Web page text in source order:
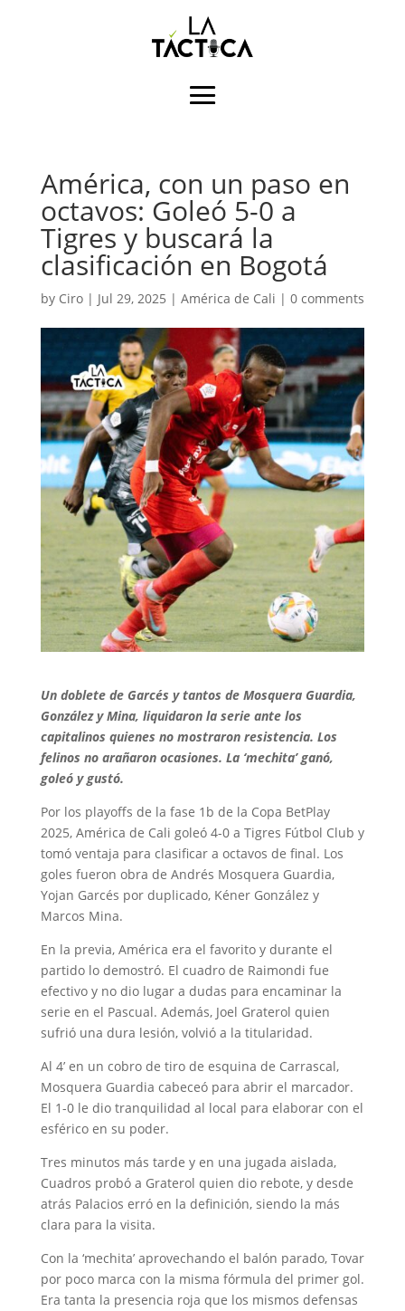
América, con un paso en
octavos: Goleó 5-0 a
Tigres y buscará la
clasificación en Bogotá
by Ciro| Jul 29, 2025 | América de Cali | 0 comments
Un doblete de Garcés y tantos de Mosquera Guardia,
González y Mina, liquidaron la serie ante los
capitalinos quienes no mostraron resistencia. Los
felinos no arañaron ocasiones. La ‘mechita’ ganó,
goleó y gustó.
Por los playoffs de la fase 1b de la Copa BetPlay
2025, América de Cali goleó 4-0 a Tigres Fútbol Club y
tomó ventaja para clasificar a octavos de final. Los
goles fueron obra de Andrés Mosquera Guardia,
Yojan Garcés por duplicado, Kéner González y
Marcos Mina.
En la previa, América era el favorito y durante el
partido lo demostró. El cuadro de Raimondi fue
efectivo y no dio lugar a dudas para encaminar la
serie en el Pascual. Además, Joel Graterol quien
sufrió una dura lesión, volvió a la titularidad.
Al 4’ en un cobro de tiro de esquina de Carrascal,
Mosquera Guardia cabeceó para abrir el marcador.
El 1-0 le dio tranquilidad al local para elaborar con el
esférico en su poder.
Tres minutos más tarde y en una jugada aislada,
Cuadros probó a Graterol quien dio rebote, y desde
atrás Palacios erró en la definición, siendo la más
clara para la visita.
Con la ‘mechita’ aprovechando el balón parado, Tovar
por poco marca con la misma fórmula del primer gol.
Era tanta la presencia roja que los mismos defensas